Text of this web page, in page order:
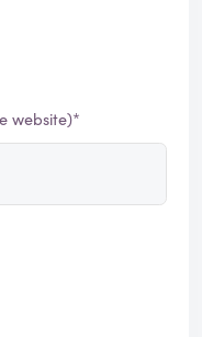
website)*